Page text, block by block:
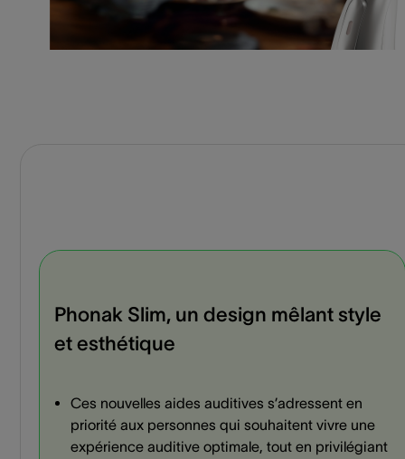
Phonak Slim, un design mêlant style
et esthétique
Ces nouvelles aides auditives s’adressent en
priorité aux personnes qui souhaitent vivre une
expérience auditive optimale, tout en privilégiant